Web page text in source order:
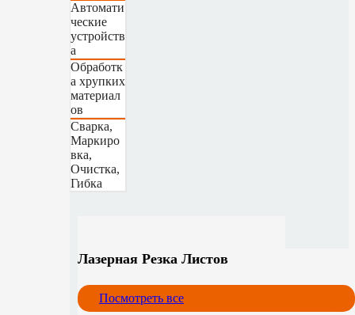
Автомати
ческие
устройств
а
Обработк
а хрупких
материал
ов
Сварка,
Маркиро
вка,
Очистка,
Гибка
Лазерная Резка Листов
Посмотреть все